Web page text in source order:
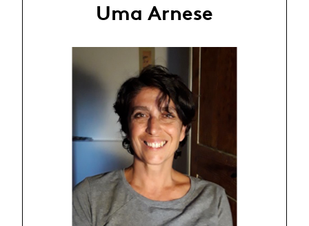
Uma Arnese